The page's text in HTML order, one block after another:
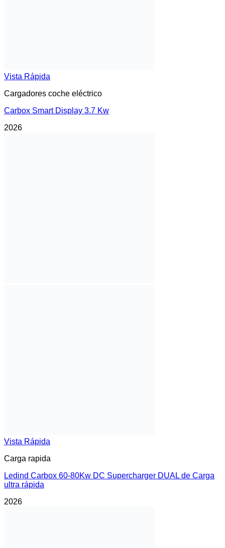
Vista Rápida
Cargadores coche eléctrico
Carbox Smart Display 3.7 Kw
2026
Vista Rápida
Carga rapida
Ledind Carbox 60-80Kw DC Supercharger DUAL de Carga
ultra rápida
2026